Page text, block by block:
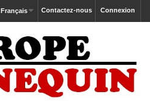
Connexion
Contactez-nous
Français